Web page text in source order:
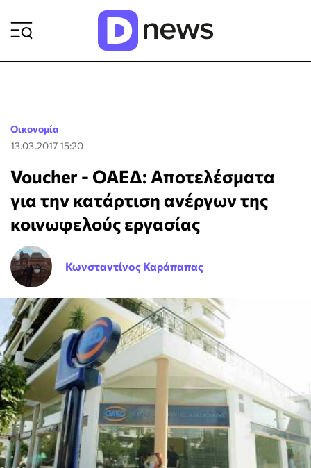
Οικονομία
13.03.2017 15:20
Voucher - ΟΑΕΔ: Αποτελέσματα
για την κατάρτιση ανέργων της
κοινωφελούς εργασίας
Κωνσταντίνος Καράπαπας